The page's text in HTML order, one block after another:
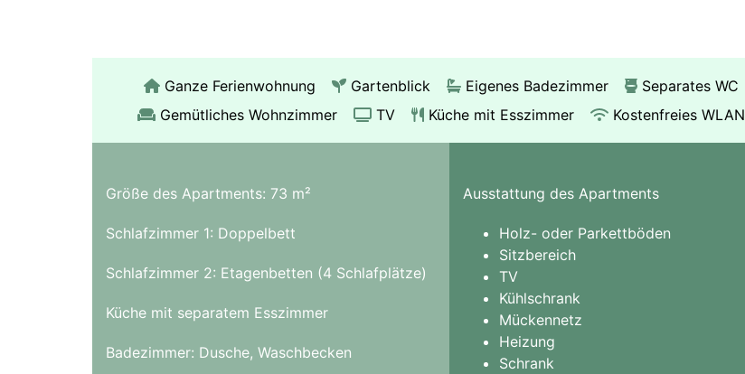
Ganze Ferienwohnung Gartenblick Eigenes Badezimmer
Separates WC
Gemütliches Wohnzimmer
TV Küche mit Esszimmer Kostenfreies WLAN
Größe des Apartments: 73 m²
Schlafzimmer 1: Doppelbett
Schlafzimmer 2: Etagenbetten (4 Schlafplätze)
Küche mit separatem Esszimmer
Badezimmer: Dusche, Waschbecken
Ausstattung des Apartments
Holz- oder Parkettböden
Sitzbereich
TV
Kühlschrank
Mückennetz
Heizung
Schrank